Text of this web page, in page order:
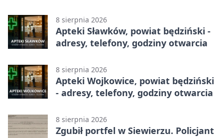
8 sierpnia 2026
Apteki Sławków, powiat będziński -
adresy, telefony, godziny otwarcia
8 sierpnia 2026
Apteki Wojkowice, powiat będziński
- adresy, telefony, godziny otwarcia
8 sierpnia 2026
Zgubił portfel w Siewierzu. Policjant